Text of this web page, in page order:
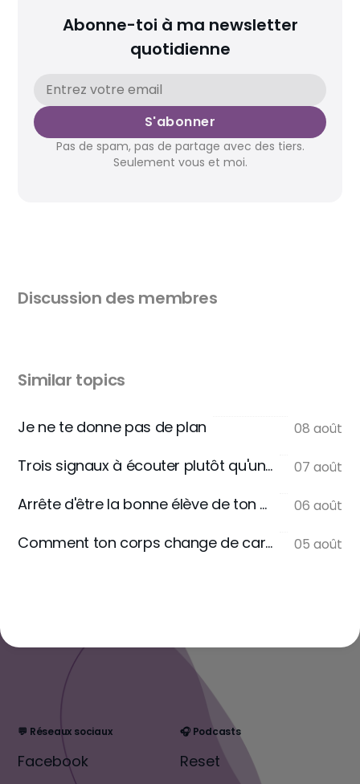
Abonne-toi à ma newsletter
quotidienne
S'abonner
Pas de spam, pas de partage avec des tiers.
Seulement vous et moi.
Discussion des membres
Similar topics
Je ne te donne pas de plan 08 août
Trois signaux à écouter plutôt qu'une règle 07 août
Arrête d'être la bonne élève de ton assiette 06 août
Comment ton corps change de carburant 05 août
💬 Réseaux sociaux
Facebook
🎧 Podcasts
Reset